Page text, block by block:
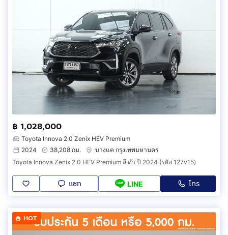
฿ 1,028,000
Toyota Innova 2.0 Zenix HEV Premium
2024
38,208 กม.
บางแค กรุงเทพมหานคร
Toyota Innova Zenix 2.0 HEV Premium สี ดำ ปี 2024 (รหัส 127v15)
แชท LINE โทร
HOT